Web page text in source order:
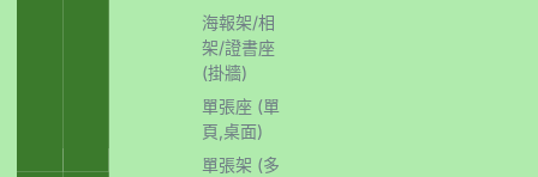
海報架/相
架/證書座
(掛牆)
單張座 (單
頁,桌面)
單張架 (多